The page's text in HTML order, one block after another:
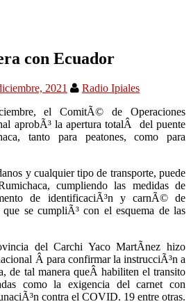
con Ecuador
2021
Radio Ipiales
el ComitÃ© de Operaciones
aprobÃ³ la apertura totalÂ del puente
tanto para peatones, como para
y cualquier tipo de transporte, puede
cumpliendo las medidas de
de identificaciÃ³n y carnÃ© de
se cumpliÃ³ con el esquema de las
del Carchi Yaco MartÃ­nez hizo
Â para confirmar la instrucciÃ³n a
de tal manera queÂ habiliten el transito
como la exigencia del carnet con
contra el COVID. 19 entre otras.